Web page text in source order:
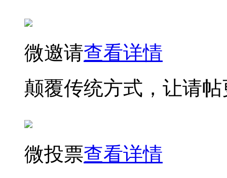
微邀请查看详情
颠覆传统方式，让请
微投票查看详情